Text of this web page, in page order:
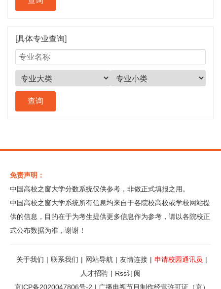
[具体专业查询]
免责声明：
中国高校之窗大学分数系统仅供参考，非做正式填报之用。
中国高校之窗大学系统所有信息均来自于各院校高校或学校网站提
供的信息，目的在于为考生提供更多信息作为参考，请以各院校正
式公布数据为准，谢谢！
关于我们 | 联系我们 | 网站导航 | 友情连接 | 申请校园通讯员 |
人才招聘 | Rss订阅
京ICP备2020047806号-2 | 广播电视节目制作经营许可证（京）